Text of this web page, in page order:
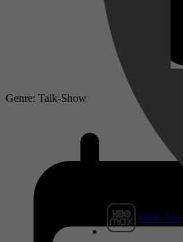
HBO
Genre: Talk-Show